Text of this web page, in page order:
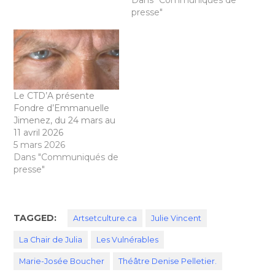
presse"
Le CTD’A présente
Fondre d’Emmanuelle
Jimenez, du 24 mars au
11 avril 2026
5 mars 2026
Dans "Communiqués de
presse"
TAGGED: Artsetculture.ca Julie Vincent
La Chair de Julia Les Vulnérables
Marie-Josée Boucher Théâtre Denise Pelletier.